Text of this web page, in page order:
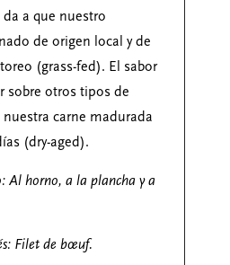
a que nuestro
de origen local y de
(grass-fed). El sabor
sobre otros tipos de
carne madurada
(dry-aged).
Al horno, a la plancha y a
Filet de bœuf.